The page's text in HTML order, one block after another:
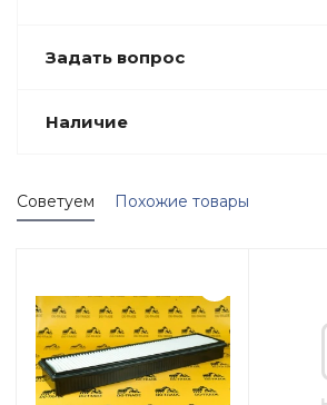
Задать вопрос
Наличие
Советуем Похожие товары